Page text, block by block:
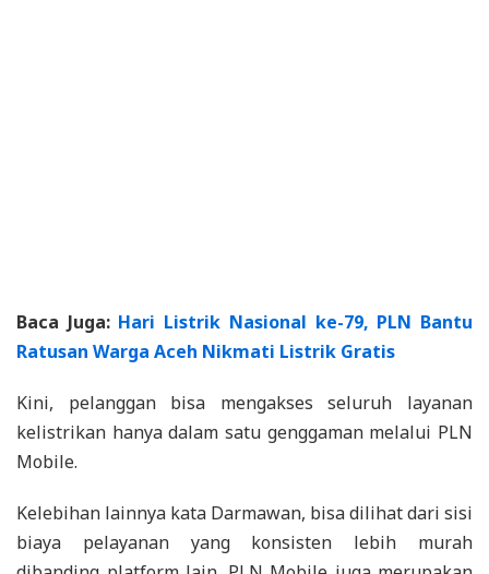
Baca Juga: Hari Listrik Nasional ke-79, PLN Bantu
Ratusan Warga Aceh Nikmati Listrik Gratis
Kini, pelanggan bisa mengakses seluruh layanan
kelistrikan hanya dalam satu genggaman melalui PLN
Mobile.
Kelebihan lainnya kata Darmawan, bisa dilihat dari sisi
biaya pelayanan yang konsisten lebih murah